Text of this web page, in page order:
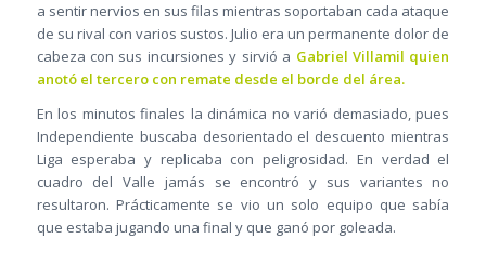
a sentir nervios en sus filas mientras soportaban cada ataque
de su rival con varios sustos. Julio era un permanente dolor de
cabeza con sus incursiones y sirvió a Gabriel Villamil quien
anotó el tercero con remate desde el borde del área.
En los minutos finales la dinámica no varió demasiado, pues
Independiente buscaba desorientado el descuento mientras
Liga esperaba y replicaba con peligrosidad. En verdad el
cuadro del Valle jamás se encontró y sus variantes no
resultaron. Prácticamente se vio un solo equipo que sabía
que estaba jugando una final y que ganó por goleada.